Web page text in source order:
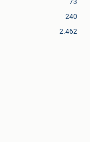
240
2.462